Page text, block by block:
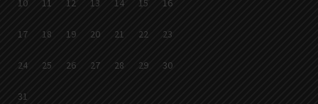
10 11 12 13 14 15 16
17 18 19 20 21 22 23
24 25 26 27 28 29 30
31